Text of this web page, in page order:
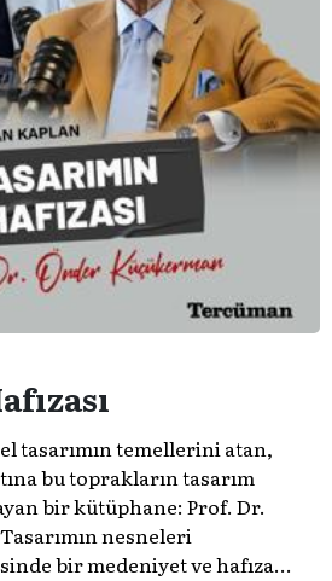
tasarımın temellerini atan,
bu toprakların tasarım
bir kütüphane: Prof. Dr.
nesneleri
bir medeniyet ve hafıza